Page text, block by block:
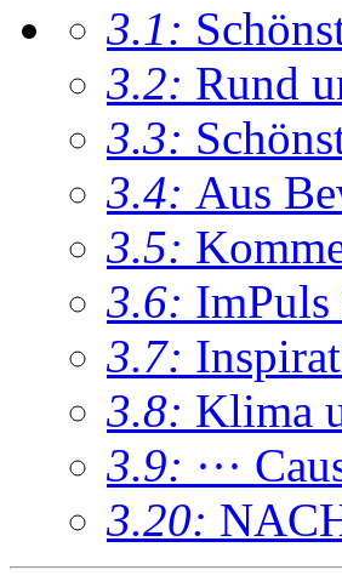
3.1:
3.2: Rund
3.3:
3.4: Aus
3.5:
3.6: ImPuls
3.7:
3.8: Klima
3.9: ···
3.20: